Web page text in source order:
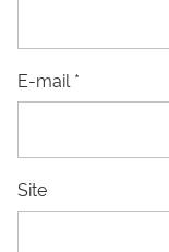
E-mail *
Site